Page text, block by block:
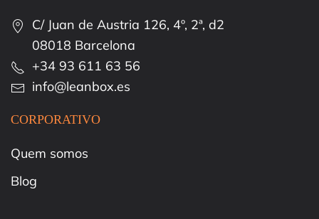
C/ Juan de Austria 126, 4º, 2ª, d2
08018 Barcelona
+34 93 611 63 56
info@leanbox.es
CORPORATIVO
Quem somos
Blog